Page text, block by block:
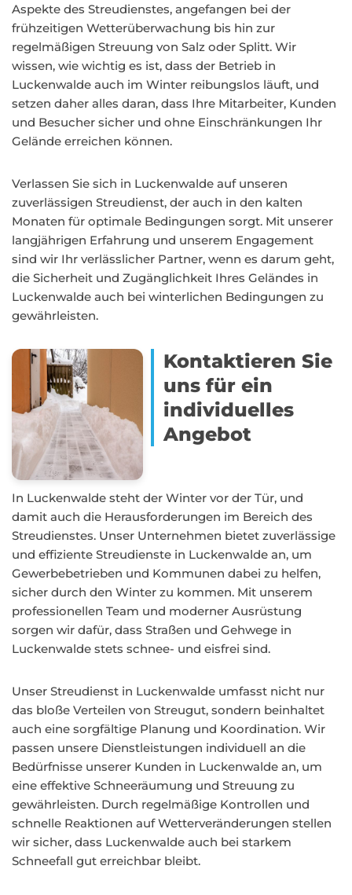
Aspekte des Streudienstes, angefangen bei der
frühzeitigen Wetterüberwachung bis hin zur
regelmäßigen Streuung von Salz oder Splitt. Wir
wissen, wie wichtig es ist, dass der Betrieb in
Luckenwalde auch im Winter reibungslos läuft, und
setzen daher alles daran, dass Ihre Mitarbeiter, Kunden
und Besucher sicher und ohne Einschränkungen Ihr
Gelände erreichen können.
Verlassen Sie sich in Luckenwalde auf unseren
zuverlässigen Streudienst, der auch in den kalten
Monaten für optimale Bedingungen sorgt. Mit unserer
langjährigen Erfahrung und unserem Engagement
sind wir Ihr verlässlicher Partner, wenn es darum geht,
die Sicherheit und Zugänglichkeit Ihres Geländes in
Luckenwalde auch bei winterlichen Bedingungen zu
gewährleisten.
Kontaktieren Sie
uns für ein
individuelles
Angebot
In Luckenwalde steht der Winter vor der Tür, und
damit auch die Herausforderungen im Bereich des
Streudienstes. Unser Unternehmen bietet zuverlässige
und effiziente Streudienste in Luckenwalde an, um
Gewerbebetrieben und Kommunen dabei zu helfen,
sicher durch den Winter zu kommen. Mit unserem
professionellen Team und moderner Ausrüstung
sorgen wir dafür, dass Straßen und Gehwege in
Luckenwalde stets schnee- und eisfrei sind.
Unser Streudienst in Luckenwalde umfasst nicht nur
das bloße Verteilen von Streugut, sondern beinhaltet
auch eine sorgfältige Planung und Koordination. Wir
passen unsere Dienstleistungen individuell an die
Bedürfnisse unserer Kunden in Luckenwalde an, um
eine effektive Schneeräumung und Streuung zu
gewährleisten. Durch regelmäßige Kontrollen und
schnelle Reaktionen auf Wetterveränderungen stellen
wir sicher, dass Luckenwalde auch bei starkem
Schneefall gut erreichbar bleibt.